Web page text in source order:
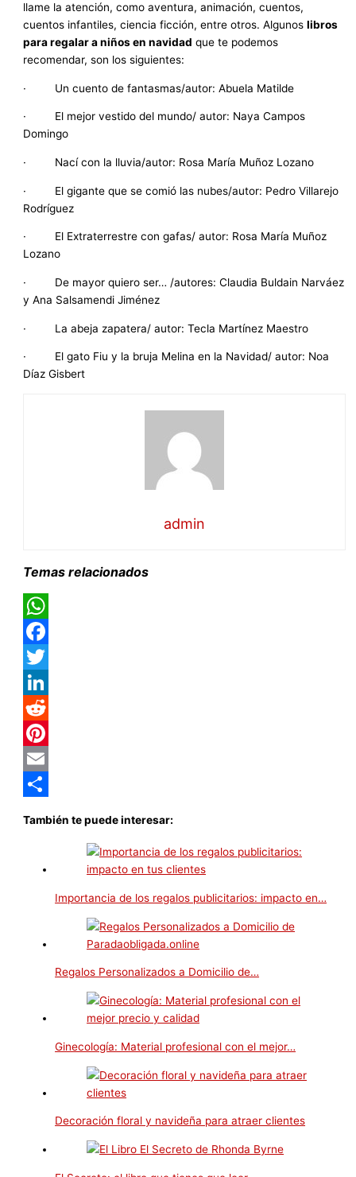
llame la atención, como aventura, animación, cuentos,
cuentos infantiles, ciencia ficción, entre otros. Algunoslibros
para regalar a niños en navidad que te podemos
recomendar, son los siguientes:
· Un cuento de fantasmas/autor: Abuela Matilde
· El mejor vestido del mundo/ autor: Naya Campos
Domingo
· Nací con la lluvia/autor: Rosa María Muñoz Lozano
· El gigante que se comió las nubes/autor: Pedro Villarejo
Rodríguez
· El Extraterrestre con gafas/ autor: Rosa María Muñoz
Lozano
· De mayor quiero ser… /autores: Claudia Buldain Narváez
y Ana Salsamendi Jiménez
· La abeja zapatera/ autor: Tecla Martínez Maestro
· El gato Fiu y la bruja Melina en la Navidad/ autor: Noa
Díaz Gisbert
admin
Temas relacionados
WhatsApp
Facebook
Twitter
LinkedIn
Reddit
Pinterest
Email
También te puede interesar:
Importancia de los regalos publicitarios: impacto en…
Regalos Personalizados a Domicilio de…
Ginecología: Material profesional con el mejor…
Decoración floral y navideña para atraer clientes